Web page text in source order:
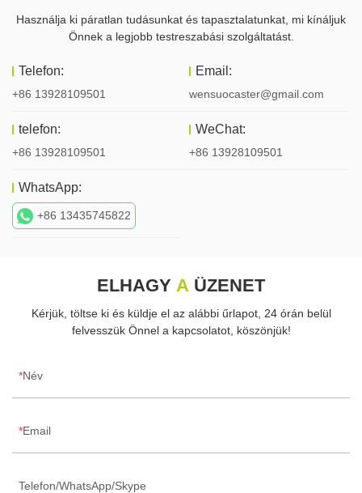
Használja ki páratlan tudásunkat és tapasztalatunkat, mi kínáljuk
Önnek a legjobb testreszabási szolgáltatást.
Telefon:
+86 13928109501
Email:
wensuocaster@gmail.com
telefon:
+86 13928109501
WeChat:
+86 13928109501
WhatsApp:
+86 13435745822
ELHAGY A ÜZENET
Kérjük, töltse ki és küldje el az alábbi űrlapot, 24 órán belül
felvesszük Önnel a kapcsolatot, köszönjük!
Név
Email
Telefon/WhatsApp/Skype